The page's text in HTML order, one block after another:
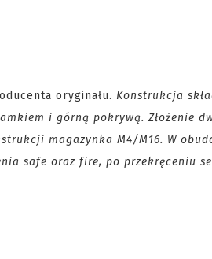
oryginału. Konstrukcja
i górną pokrywą. Złożenie
magazynka M4/M16. W
safe oraz fire, po przekręceniu